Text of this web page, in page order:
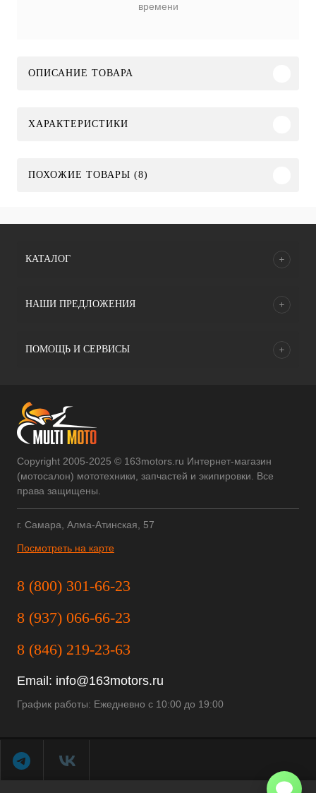
времени
ОПИСАНИЕ ТОВАРА
ХАРАКТЕРИСТИКИ
ПОХОЖИЕ ТОВАРЫ (8)
КАТАЛОГ
НАШИ ПРЕДЛОЖЕНИЯ
ПОМОЩЬ И СЕРВИСЫ
Copyright 2005-2025 © 163motors.ru Интернет-магазин
(мотосалон) мототехники, запчастей и экипировки. Все
права защищены.
г. Самара, Алма-Атинская, 57
Посмотреть на карте
8 (800) 301-66-23
8 (937) 066-66-23
8 (846) 219-23-63
Email: info@163motors.ru
График работы: Ежедневно с 10:00 до 19:00